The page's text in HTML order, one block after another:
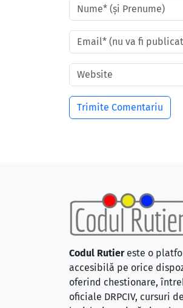
Codul Rutiereste o
accesibilă pe orice
oferind chestionare,
oficiale DRPCIV, cursuri de